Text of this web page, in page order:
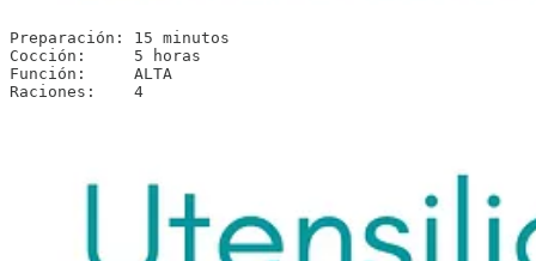
Preparación: 15 minutos
Cocción:     5 horas
Función:     ALTA
Raciones:    4